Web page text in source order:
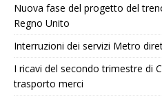
Nuova fase del progetto del
Regno Unito
Interruzioni dei servizi Metro
I ricavi del secondo trimestre di
trasporto merci